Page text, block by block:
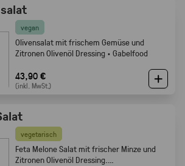
vegan
Olivensalat mit frischem Gemüse und
Zitronen Olivenöl Dressing · Gabelfood
43,90 €
(inkl. MwSt.)
vegetarisch
Feta Melone Salat mit frischer Minze und
Zitronen Olivenöl Dressing.